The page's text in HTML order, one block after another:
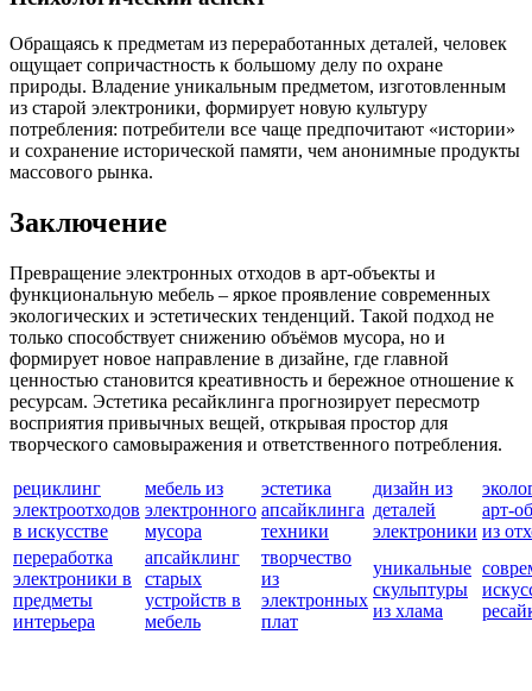
Обращаясь к предметам из переработанных деталей, человек
ощущает сопричастность к большому делу по охране
природы. Владение уникальным предметом, изготовленным
из старой электроники, формирует новую культуру
потребления: потребители все чаще предпочитают «истории»
и сохранение исторической памяти, чем анонимные продукты
массового рынка.
Заключение
Превращение электронных отходов в арт-объекты и
функциональную мебель – яркое проявление современных
экологических и эстетических тенденций. Такой подход не
только способствует снижению объёмов мусора, но и
формирует новое направление в дизайне, где главной
ценностью становится креативность и бережное отношение к
ресурсам. Эстетика ресайклинга прогнозирует пересмотр
восприятия привычных вещей, открывая простор для
творческого самовыражения и ответственного потребления.
рециклинг
электроотходов
в искусстве
мебель из
электронного
мусора
эстетика
апсайклинга
техники
дизайн из
деталей
электроники
арт-
из
переработка
электроники в
предметы
интерьера
апсайклинг
старых
устройств в
мебель
творчество
из
электронных
плат
уникальные
скульптуры
из хлама